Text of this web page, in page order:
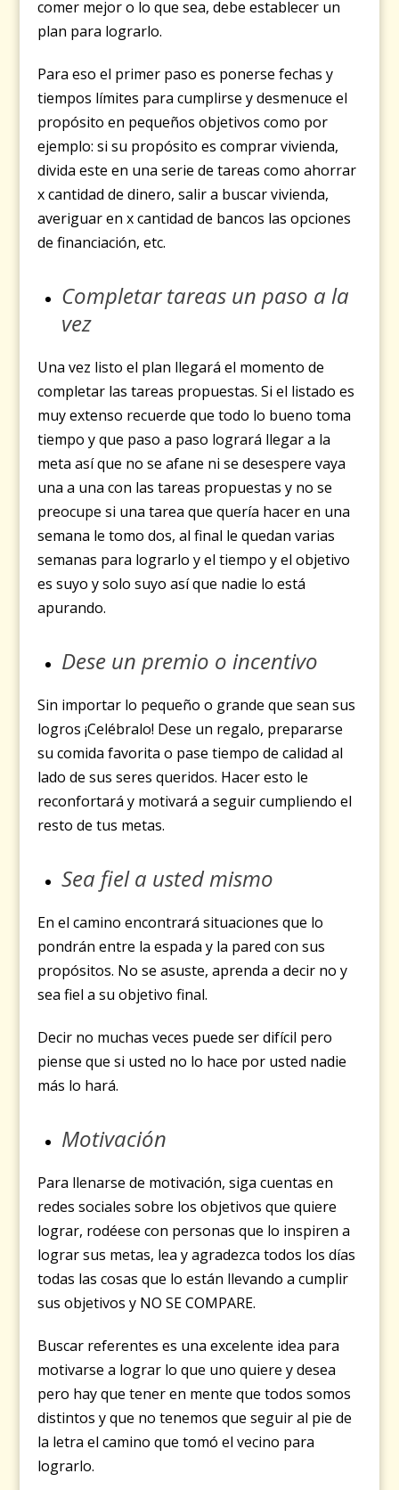
comer mejor o lo que sea, debe establecer un
plan para lograrlo.
Para eso el primer paso es ponerse fechas y
tiempos límites para cumplirse y desmenuce el
propósito en pequeños objetivos como por
ejemplo: si su propósito es comprar vivienda,
divida este en una serie de tareas como ahorrar
x cantidad de dinero, salir a buscar vivienda,
averiguar en x cantidad de bancos las opciones
de financiación, etc.
Completar tareas un paso a la
vez
Una vez listo el plan llegará el momento de
completar las tareas propuestas. Si el listado es
muy extenso recuerde que todo lo bueno toma
tiempo y que paso a paso logrará llegar a la
meta así que no se afane ni se desespere vaya
una a una con las tareas propuestas y no se
preocupe si una tarea que quería hacer en una
semana le tomo dos, al final le quedan varias
semanas para lograrlo y el tiempo y el objetivo
es suyo y solo suyo así que nadie lo está
apurando.
Dese un premio o incentivo
Sin importar lo pequeño o grande que sean sus
logros ¡Celébralo! Dese un regalo, prepararse
su comida favorita o pase tiempo de calidad al
lado de sus seres queridos. Hacer esto le
reconfortará y motivará a seguir cumpliendo el
resto de tus metas.
Sea fiel a usted mismo
En el camino encontrará situaciones que lo
pondrán entre la espada y la pared con sus
propósitos. No se asuste, aprenda a decir no y
sea fiel a su objetivo final.
Decir no muchas veces puede ser difícil pero
piense que si usted no lo hace por usted nadie
más lo hará.
Motivación
Para llenarse de motivación, siga cuentas en
redes sociales sobre los objetivos que quiere
lograr, rodéese con personas que lo inspiren a
lograr sus metas, lea y agradezca todos los días
todas las cosas que lo están llevando a cumplir
sus objetivos y NO SE COMPARE.
Buscar referentes es una excelente idea para
motivarse a lograr lo que uno quiere y desea
pero hay que tener en mente que todos somos
distintos y que no tenemos que seguir al pie de
la letra el camino que tomó el vecino para
lograrlo.